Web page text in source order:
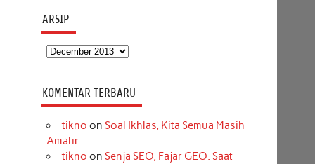
ARSIP
Arsip
KOMENTAR TERBARU
tikno on Soal Ikhlas, Kita Semua Masih
Amatir
tikno on Senja SEO, Fajar GEO: Saat